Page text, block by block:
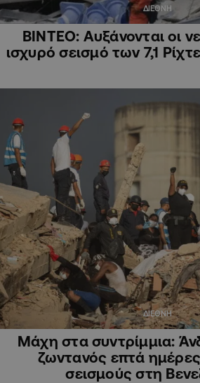
ΔΙΕΘΝΗ
ΒΙΝΤΕΟ: Αυξάνονται οι
ισχυρό σεισμό των 7,1
ΔΙΕΘΝΗ
Μάχη στα συντρίμμια:
ζωντανός επτά
σεισμούς στη